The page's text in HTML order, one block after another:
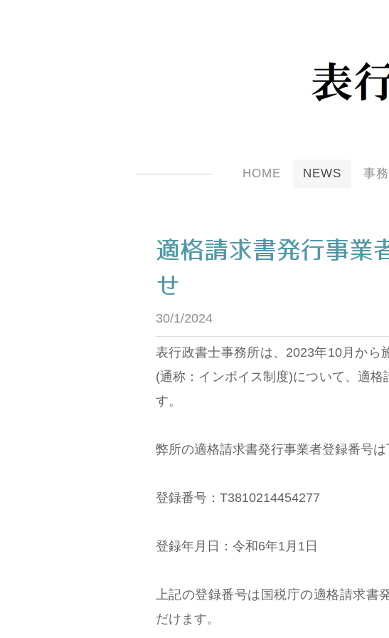
HOME NEWS 事
適格請求書発行事業
せ
30/1/2024
表行政書士事務所は、2023年10月から
(通称：インボイス制度)について、適
す。
弊所の適格請求書発行事業者登録番号は
登録番号：T3810214454277
登録年月日：令和6年1月1日
上記の登録番号は国税庁の適格請求書
だけます。